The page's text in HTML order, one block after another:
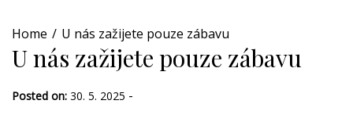
Home U nás zažijete pouze zábavu
U nás zažijete pouze zábavu
Posted on: 30. 5. 2025 -